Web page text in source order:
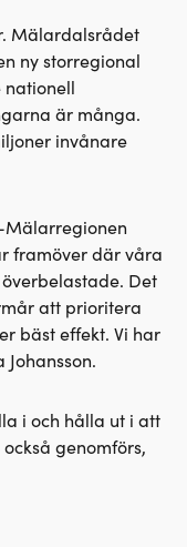
Mälardalsrådet
ny storregional
nationell
är många.
invånare
Mälarregionen
framöver där våra
Det
att prioritera
bäst effekt. Vi har
i och hålla ut i att
genomförs,